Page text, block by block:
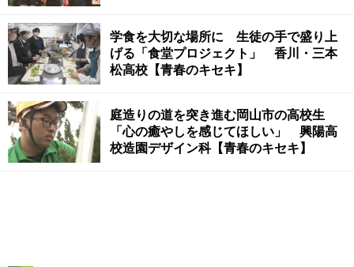
学食を大切な場所に 生徒の手で盛り上
げる「食堂プロジェクト」 香川・三本
松高校【青春のキセキ】
庭造りの道を突き進む岡山市の高校生
「心の癒やしを感じてほしい」 興陽高
校造園デザイン科【青春のキセキ】